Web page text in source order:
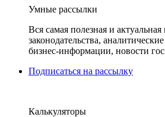
Умные рассылки
Вся самая полезная и
законодательства,
бизнес-информации, новости
Подписаться на рассылку
Калькуляторы